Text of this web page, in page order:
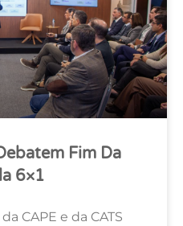
Fim Da
6×1
CAPE e da CATS